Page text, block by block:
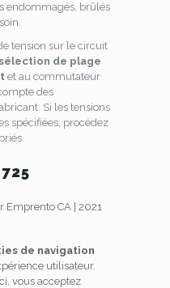
endommagés, brûlés
tension sur le circuit
de plage
et au commutateur
des
Si les tensions
spécifiées, procédez
Emprento CA | 2021
de navigation
utilisateur.
vous acceptez